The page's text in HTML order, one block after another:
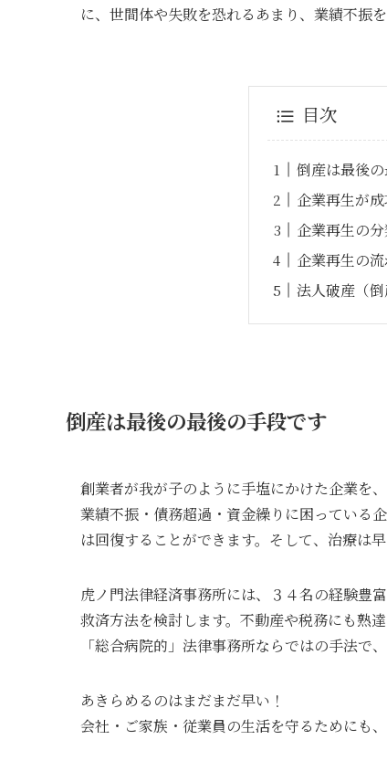
に、世間体や失敗を恐れるあまり、業績不振
目次
倒産は最後
企業再生が
企業再生の
企業再生の
法人破産（倒
倒産は最後の最後の手段です
創業者が我が子のように手塩にかけた企業を
業績不振・債務超過・資金繰りに困っている
は回復することができます。そして、治療は
虎ノ門法律経済事務所には、３４名の経験豊
救済方法を検討します。不動産や税務にも熟
「総合病院的」法律事務所ならではの手法で
あきらめるのはまだまだ早い！
会社・ご家族・従業員の生活を守るためにも、